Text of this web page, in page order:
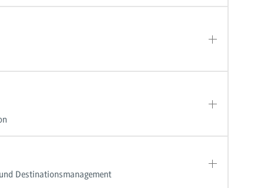
Destinationsmanagement